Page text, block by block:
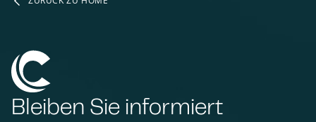
Bleiben Sie informiert